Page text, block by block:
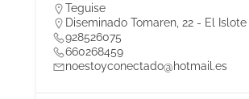
Teguise
Diseminado Tomaren, 22 - El Islote
928526075
660268459
noestoyconectado@hotmail.es